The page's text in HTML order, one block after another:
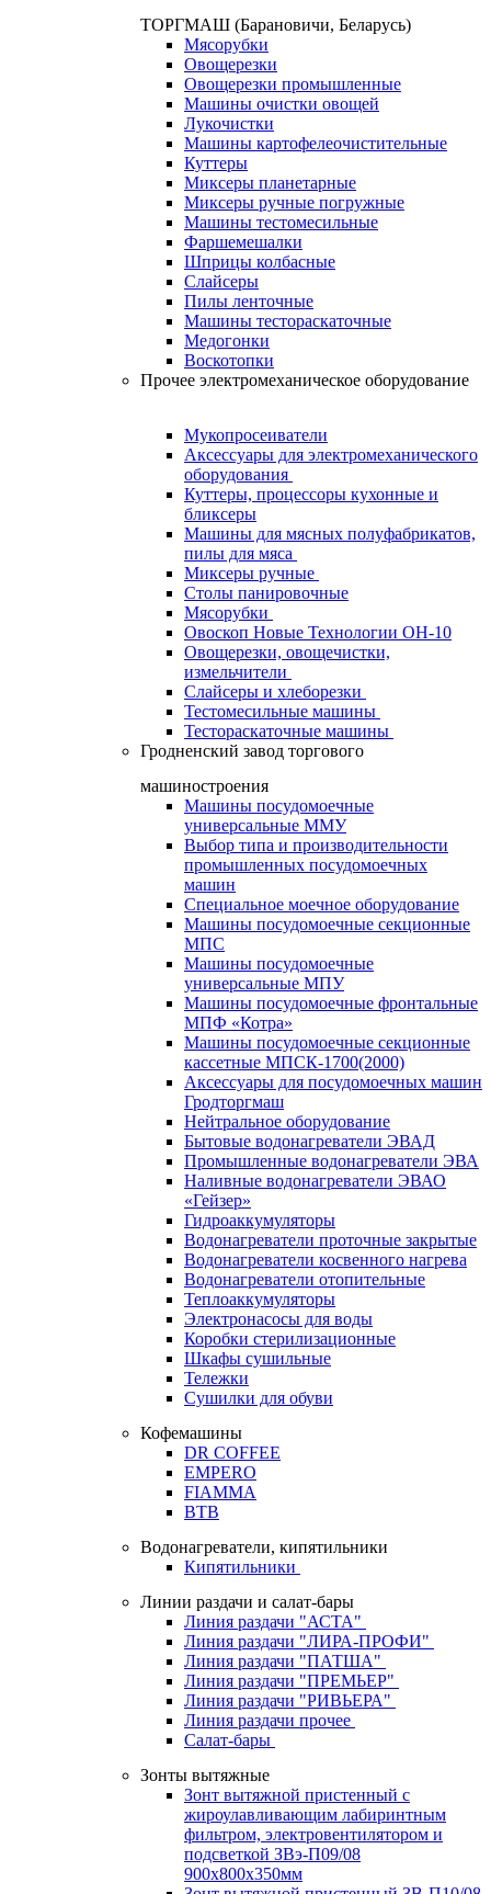
ТОРГМАШ (Барановичи, Беларусь)
Мясорубки
Овощерезки
Овощерезки промышленные
Машины очистки овощей
Лукочистки
Машины картофелеочистительные
Куттеры
Миксеры планетарные
Миксеры ручные погружные
Машины тестомесильные
Фаршемешалки
Шприцы колбасные
Слайсеры
Пилы ленточные
Машины тестораскаточные
Медогонки
Воскотопки
Прочее электромеханическое оборудование
Мукопросеиватели
Аксессуары для электромеханического
оборудования
Куттеры, процессоры кухонные и
бликсеры
Машины для мясных полуфабрикатов,
пилы для мяса
Миксеры ручные
Столы панировочные
Мясорубки
Овоскоп Новые Технологии ОН-10
Овощерезки, овощечистки,
измельчители
Слайсеры и хлеборезки
Тестомесильные машины
Тестораскаточные машины
Гродненский завод торгового
машиностроения
Машины посудомоечные
универсальные ММУ
Выбор типа и производительности
промышленных посудомоечных
машин
Специальное моечное оборудование
Машины посудомоечные секционные
МПС
Машины посудомоечные
универсальные МПУ
Машины посудомоечные фронтальные
МПФ «Котра»
Машины посудомоечные секционные
кассетные МПСК-1700(2000)
Аксессуары для посудомоечных машин
Гродторгмаш
Нейтральное оборудование
Бытовые водонагреватели ЭВАД
Промышленные водонагреватели ЭВА
Наливные водонагреватели ЭВАО
«Гейзер»
Гидроаккумуляторы
Водонагреватели проточные закрытые
Водонагреватели косвенного нагрева
Водонагреватели отопительные
Теплоаккумуляторы
Электронасосы для воды
Коробки стерилизационные
Шкафы сушильные
Тележки
Сушилки для обуви
Кофемашины
DR COFFEE
EMPERO
FIAMMA
BTB
Водонагреватели, кипятильники
Кипятильники
Линии раздачи и салат-бары
Линия раздачи "АСТА"
Линия раздачи "ЛИРА-ПРОФИ"
Линия раздачи "ПАТША"
Линия раздачи "ПРЕМЬЕР"
Линия раздачи "РИВЬЕРА"
Линия раздачи прочее
Салат-бары
Зонты вытяжные
Зонт вытяжной пристенный с
жироулавливающим лабиринтным
фильтром, электровентилятором и
подсветкой ЗВэ-П09/08
900х800х350мм